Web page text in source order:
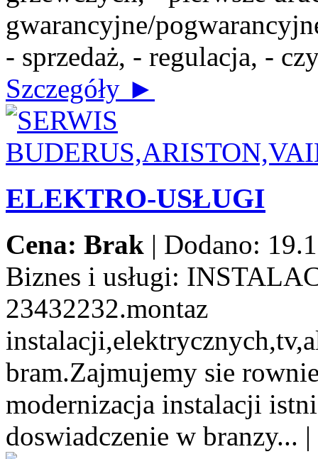
gwarancyjne/
- sprzedaż, - regulacja, -
Szczegóły ►
ELEKTRO-USŁUGI
Cena: Brak | Dodano:
Biznes i usługi:
23432232.montaz
bram.Zajmujemy sie
modernizacja instalacji
doswiadczenie w branzy... |